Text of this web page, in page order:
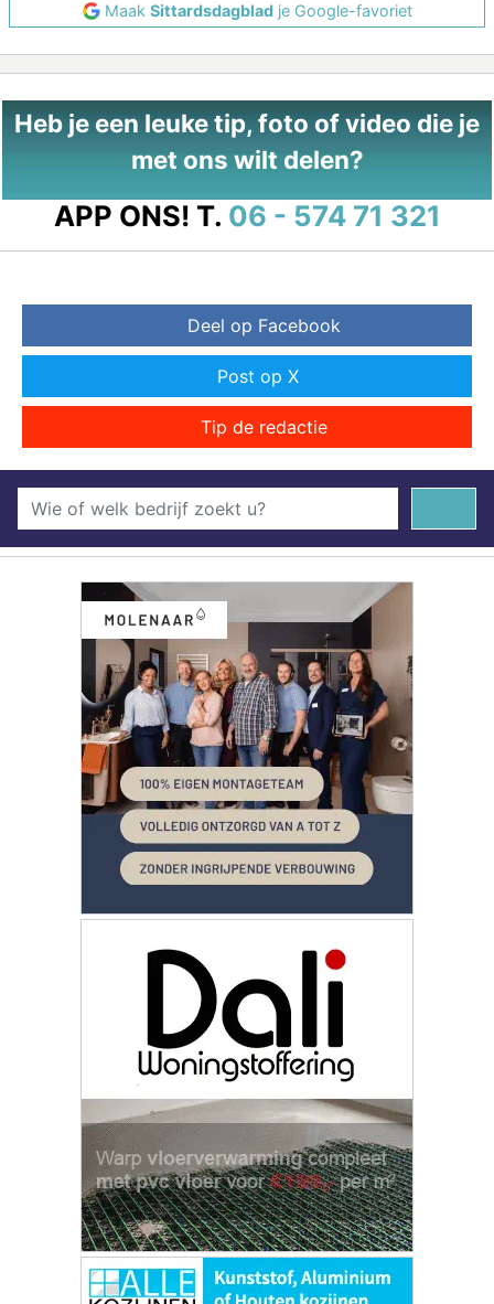
Maak Sittardsdagbladje Google-favoriet
Heb je een leuke tip, foto of video die je
met ons wilt delen?
APP ONS! T. 06 - 574 71 321
Deel op Facebook
Post op X
Tip de redactie